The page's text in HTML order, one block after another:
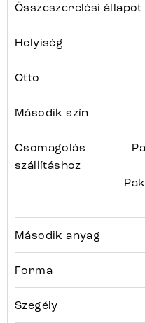
Összeszerelési állapot
Helyiség
Otto
Második szín
Csomagolás
szállításhoz
Második anyag
Forma
Szegély